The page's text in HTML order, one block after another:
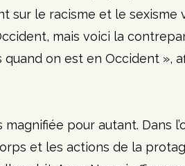
sur le racisme et le sexisme
mais voici la
on est en Occident »,
magnifiée pour autant. Dans
et les actions de la